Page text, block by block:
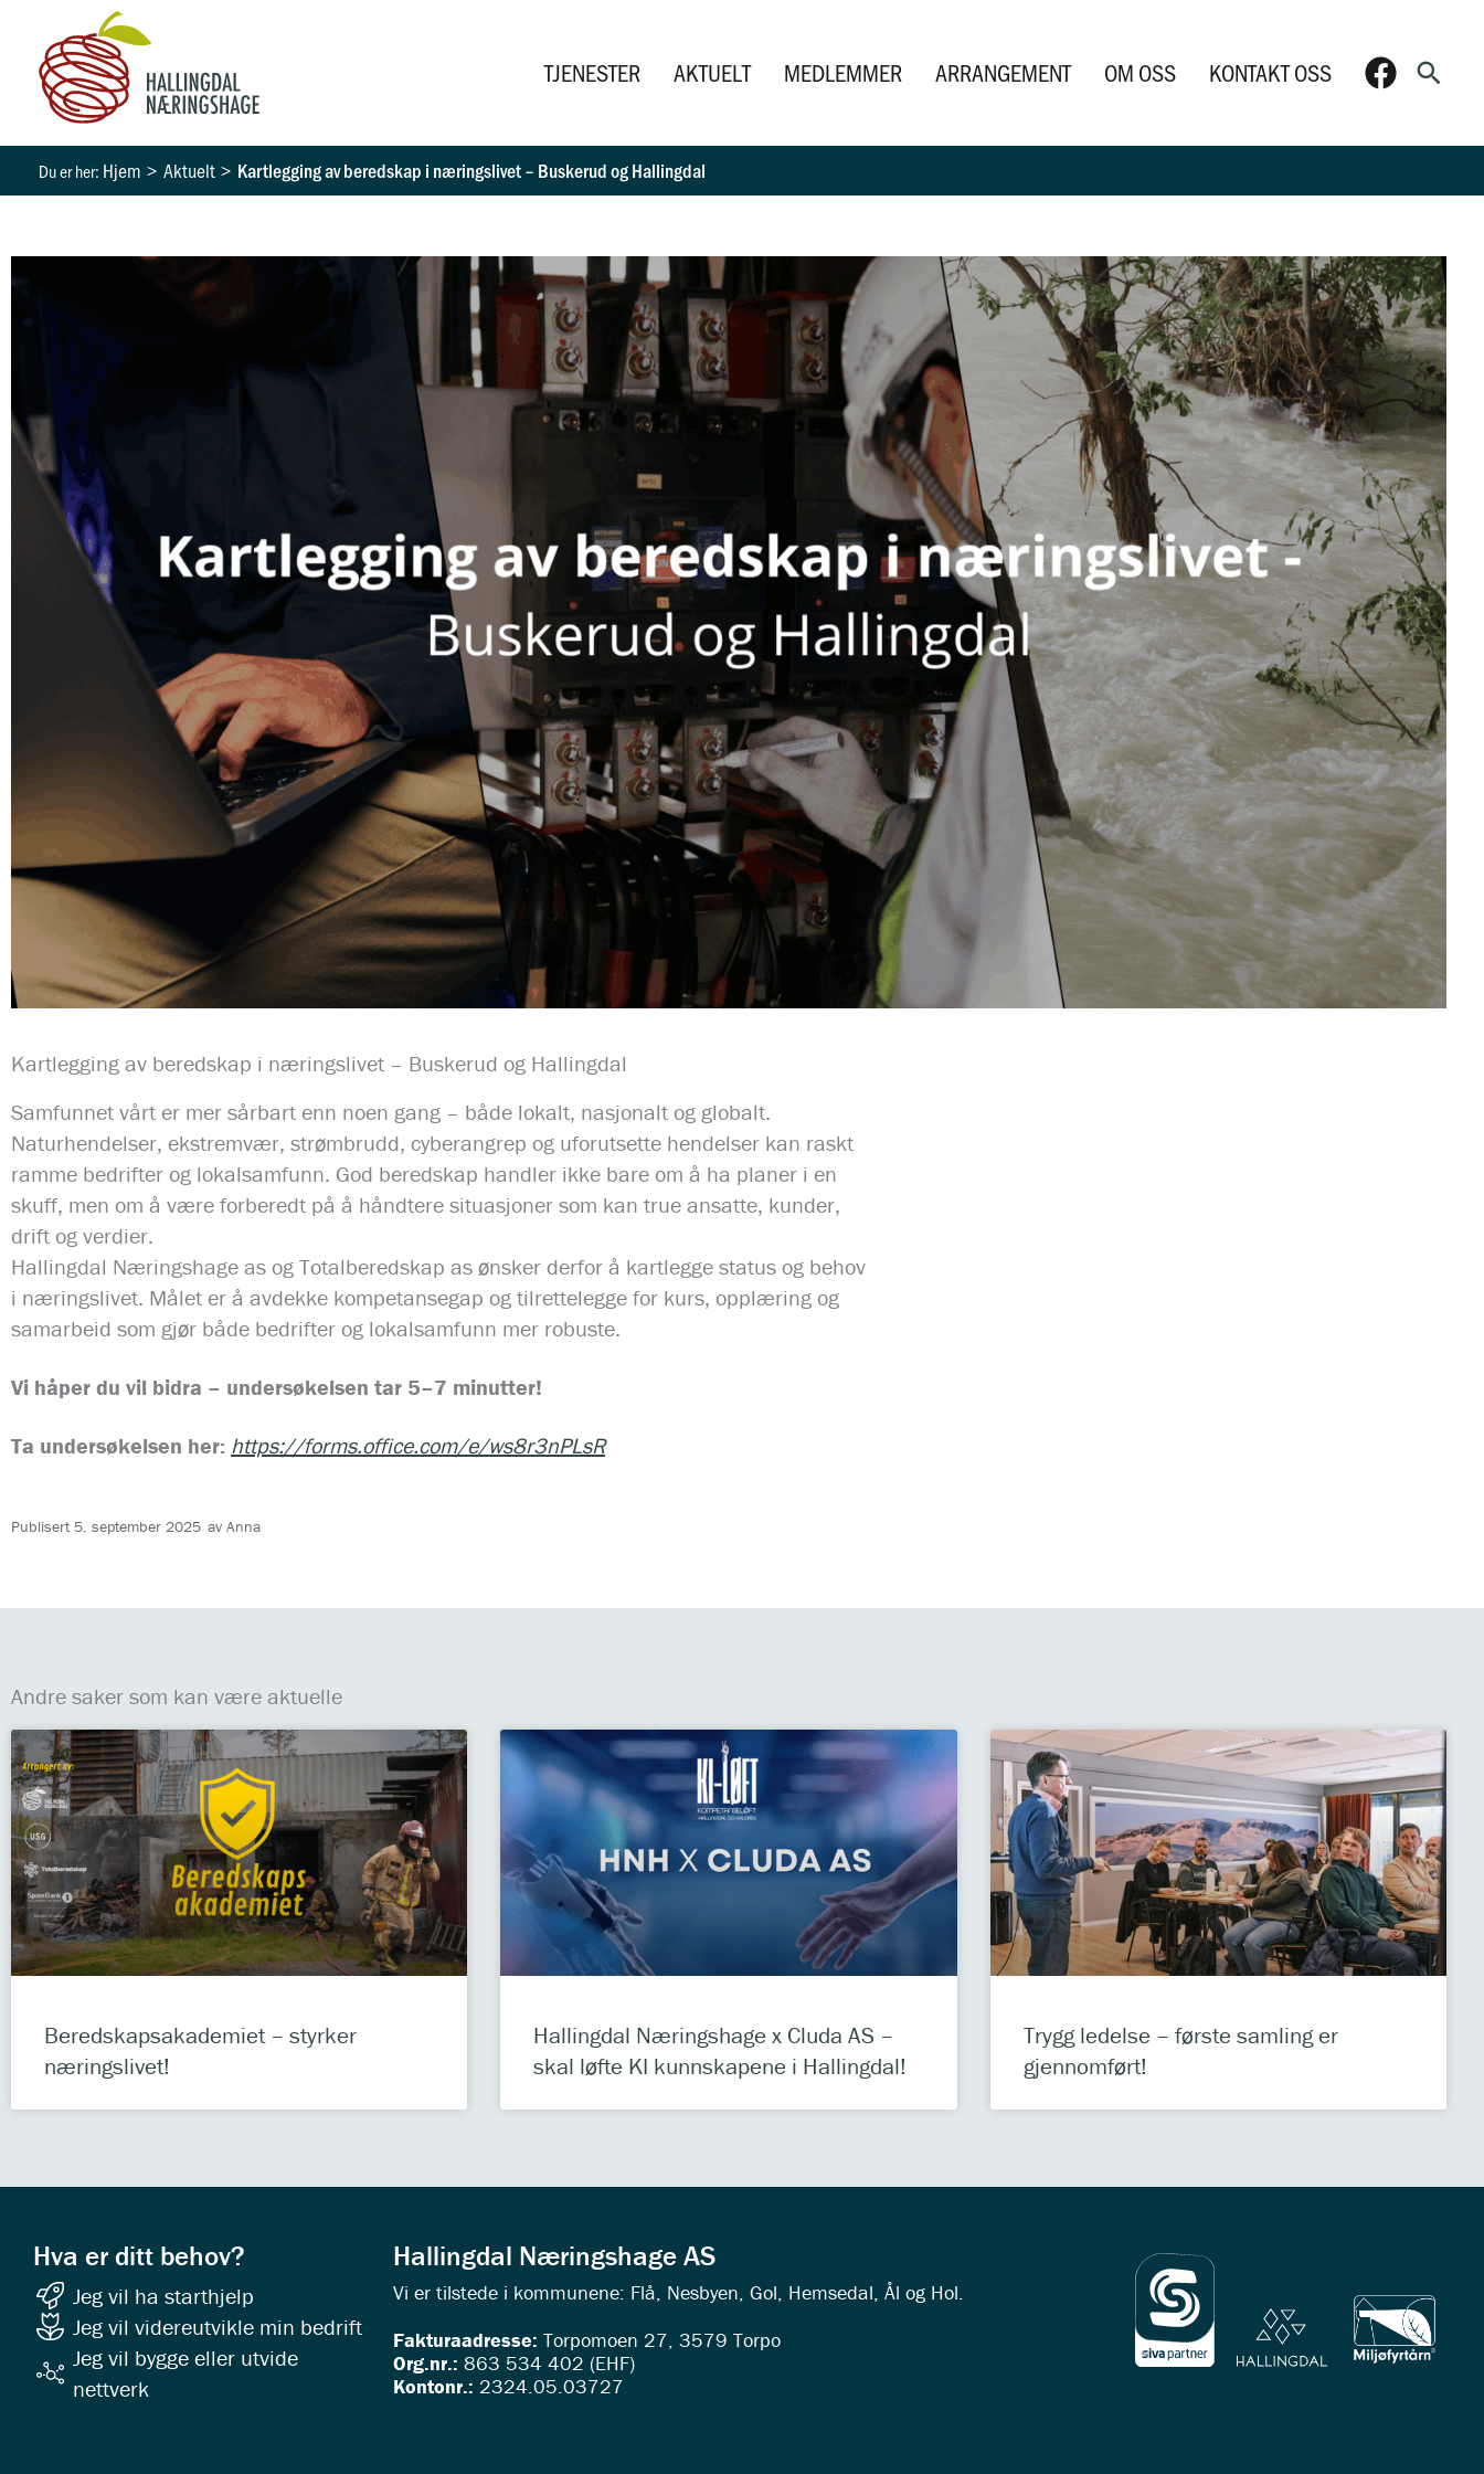
innholdet
TJENESTER AKTUELT MEDLEMMER ARRANGEMENT OM OSS KONTAKT OSS Søk
Hjem Aktuelt Kartlegging av beredskap i næringslivet – Buskerud og Hallingdal
Kartlegging av beredskap i næringslivet – Buskerud og Hallingdal
Samfunnet vårt er mer sårbart enn noen gang – både lokalt, nasjonalt og globalt.
Naturhendelser, ekstremvær, strømbrudd, cyberangrep og uforutsette hendelser kan raskt
ramme bedrifter og lokalsamfunn. God beredskap handler ikke bare om å ha planer i en
skuff, men om å være forberedt på å håndtere situasjoner som kan true ansatte, kunder,
drift og verdier.
Hallingdal Næringshage as og Totalberedskap as ønsker derfor å kartlegge status og behov
i næringslivet. Målet er å avdekke kompetansegap og tilrettelegge for kurs, opplæring og
samarbeid som gjør både bedrifter og lokalsamfunn mer robuste.
Vi håper du vil bidra – undersøkelsen tar 5–7 minutter!
Ta undersøkelsen her: https://forms.office.com/e/ws8r3nPLsR
Publisert 5. september 2025 av Anna
Andre saker som kan være aktuelle
Beredskapsakademiet – styrker
næringslivet!
Hallingdal Næringshage x Cluda AS –
skal løfte KI kunnskapene i Hallingdal!
Trygg ledelse – første samling er
gjennomført!
Hva er ditt behov?
Jeg vil ha starthjelp
Jeg vil videreutvikle min bedrift
Jeg vil bygge eller utvide
nettverk
Hallingdal Næringshage AS
Vi er tilstede i kommunene: Flå, Nesbyen, Gol, Hemsedal, Ål og Hol.
Fakturaadresse: Torpomoen 27, 3579 Torpo
Org.nr.: 863 534 402 (EHF)
Kontonr.: 2324.05.03727